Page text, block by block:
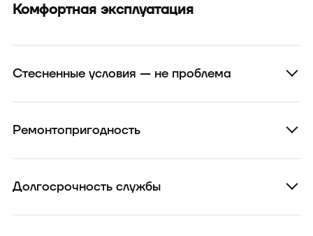
Комфортная эксплуатация
Стесненные условия — не проблема
Ремонтопригодность
Долгосрочность службы